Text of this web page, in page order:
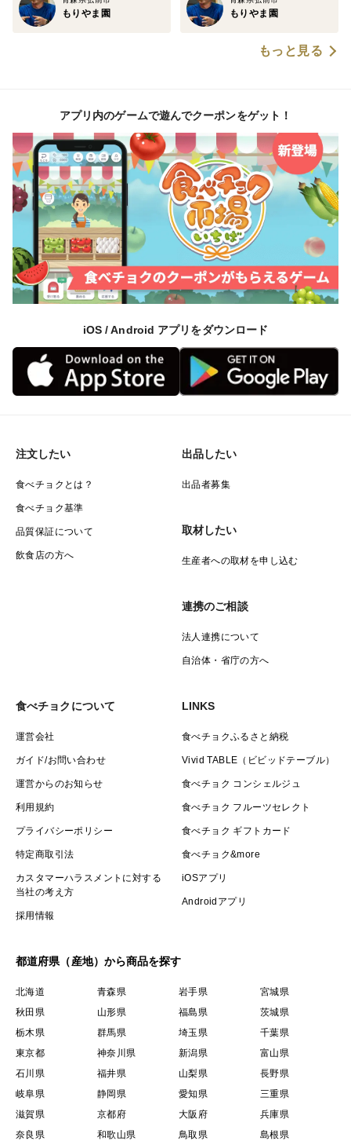
す。
は、状態が分かる写真をご用意のうえ、食べチョクのお
白いカビが生えている場合には、りんご特有の「芯カ
ビ」という現象です。取り除けば問題なくお召し上がり
いただけます。
🍎一年かけて大切に育てたりんごを、一番おいしいタイ
ミングで収穫し、お届けします。
ご自宅で味わう秋のごちそうとして。
今年も皆さまにお届けできる日を楽しみにしています。
ご予約を心よりお待ちしております。
もりやま園 もりやま園
もっと見る
アプリ内のゲームで遊んでクーポンをゲット！
iOS / Android アプリをダウンロード
注文したい
食べチョクとは？
食べチョク基準
品質保証について
飲食店の方へ
出品したい
出品者募集
取材したい
生産者への取材を申し込む
連携のご相談
法人連携について
自治体・省庁の方へ
食べチョクについて
運営会社
ガイド/お問い合わせ
運営からのお知らせ
利用規約
プライバシーポリシー
特定商取引法
カスタマーハラスメントに対する
当社の考え方
採用情報
LINKS
食べチョクふるさと納税
Vivid TABLE（ビビッドテーブル）
食べチョク コンシェルジュ
食べチョク フルーツセレクト
食べチョク ギフトカード
食べチョク&more
iOSアプリ
Androidアプリ
都道府県（産地）から商品を探す
北海道 青森県 岩手県
宮城県
秋田県
山形県 福島県
茨城県
栃木県
群馬県 埼玉県
千葉県
東京都
神奈川県 新潟県
富山県
石川県
福井県 山梨県
長野県
岐阜県
静岡県 愛知県
三重県
滋賀県
京都府 大阪府
兵庫県
奈良県
和歌山県 鳥取県 島根県